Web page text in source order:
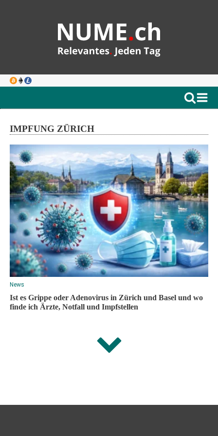
IMPFUNG ZÜRICH
News
Ist es Grippe oder Adenovirus in Zürich und Basel und wo
finde ich Ärzte, Notfall und Impfstellen